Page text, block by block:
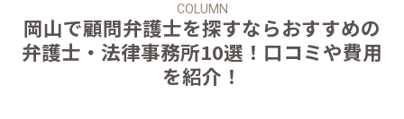
COLUMN
岡山で顧問弁護士を探すならおすすめの
弁護士・法律事務所10選！口コミや費用
を紹介！